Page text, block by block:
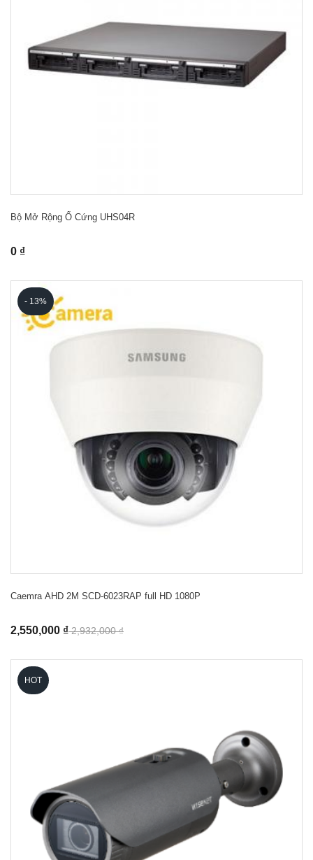
Bộ Mở Rộng Ổ Cứng UHS04R
0 ₫
- 13%
Caemra AHD 2M SCD-6023RAP full HD 1080P
2,550,000 ₫2,932,000 ₫
HOT